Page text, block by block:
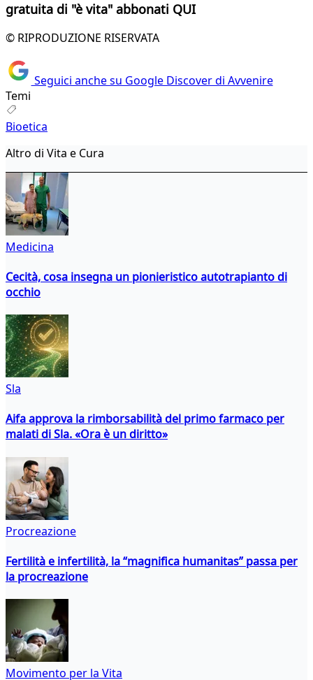
gratuita di "è vita" abbonati QUI
© RIPRODUZIONE RISERVATA
Seguici anche su Google Discover di Avvenire
Temi
Bioetica
Altro di Vita e Cura
Medicina
Cecità, cosa insegna un pionieristico autotrapianto di
occhio
Sla
Aifa approva la rimborsabilità del primo farmaco per
malati di Sla. «Ora è un diritto»
Procreazione
Fertilità e infertilità, la “magnifica humanitas” passa per
la procreazione
Movimento per la Vita